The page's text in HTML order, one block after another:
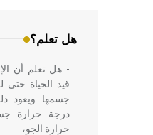
هل تعلم؟
- هل تعلم أن
جسمها ويعود
درجة حرارة
حرارة الجو،